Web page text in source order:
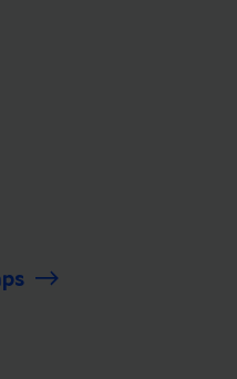
trägt Helios
Fresenius